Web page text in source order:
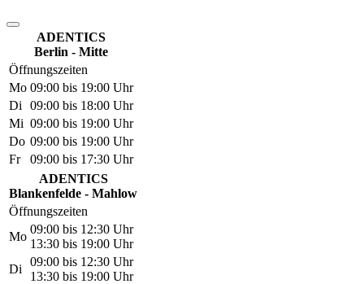
ADENTICS
Berlin - Mitte
Öffnungszeiten
Mo 09:00 bis 19:00 Uhr
Di
09:00 bis 18:00 Uhr
Mi 09:00 bis 19:00 Uhr
Do 09:00 bis 19:00 Uhr
Fr
09:00 bis 17:30 Uhr
ADENTICS
Blankenfelde - Mahlow
Öffnungszeiten
Mo
09:00 bis 12:30 Uhr
13:30 bis 19:00 Uhr
Di
09:00 bis 12:30 Uhr
13:30 bis 19:00 Uhr